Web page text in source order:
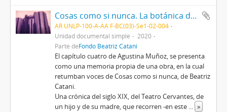
Cosas como si nunca. La botánica de los fantasmas (Capítulo cuatro) 2020
AR UNLP-100-A-AA F-BC(03)-Se1-02-004
Unidad documental simple
2020
Parte deFondo Beatriz Catani
El capítulo cuatro de Agustina Muñoz, se presenta
como una memoria propia de una obra, en la cual
retumban voces de Cosas como si nunca, de Beatriz
Catani.
Una crónica del siglo XIX, del Teatro Cervantes, de
un hijo y de su madre, que recorren -en este ... »